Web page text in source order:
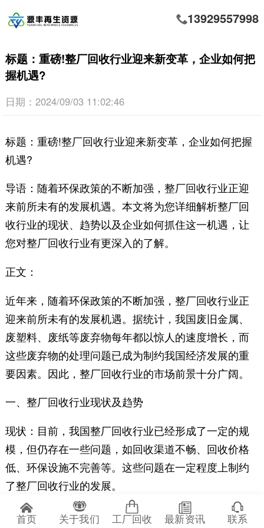
13929557998
标题：重磅!整厂回收行业迎来新变革，企业如何把
握机遇?
日期：2024/09/03 11:02:46
标题：重磅!整厂回收行业迎来新变革，企业如何把握
机遇?
导语：随着环保政策的不断加强，整厂回收行业正迎
来前所未有的发展机遇。本文将为您详细解析整厂回
收行业的现状、趋势以及企业如何抓住这一机遇，让
您对整厂回收行业有更深入的了解。
正文：
近年来，随着环保政策的不断加强，整厂回收行业正
迎来前所未有的发展机遇。据统计，我国废旧金属、
废塑料、废纸等废弃物每年都以惊人的速度增长，而
这些废弃物的处理问题已成为制约我国经济发展的重
要因素。因此，整厂回收行业的市场前景十分广阔。
一、整厂回收行业现状及趋势
现状：目前，我国整厂回收行业已经形成了一定的规
模，但仍存在一些问题，如回收渠道不畅、回收价格
低、环保设施不完善等。这些问题在一定程度上制约
了整厂回收行业的发展。
趋势：随着政府对环保政策的不断加强，未来整厂回
首页 关于我们 工厂回收 最新资讯 联系